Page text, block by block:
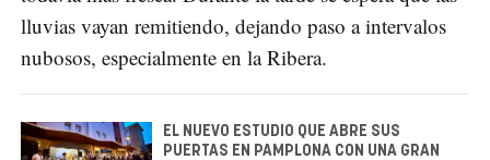
lluvias vayan remitiendo, dejando paso a intervalos
nubosos, especialmente en la Ribera.
EL NUEVO ESTUDIO QUE ABRE SUS
PUERTAS EN PAMPLONA CON UNA GRAN